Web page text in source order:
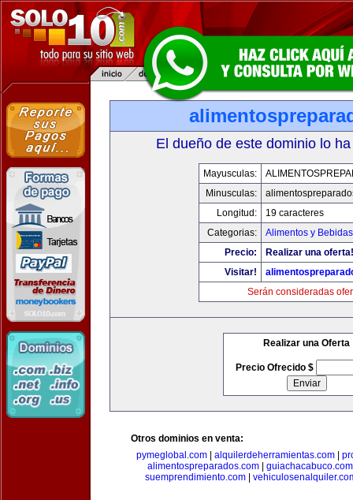
El dueño de este dominio lo
Mayusculas:
Minusculas:
Longitud:
19 caracteres
Categorias:
Alimentos y Bebidas
Precio:
Realizar una oferta!
Visitar!
Serán consideradas
Realizar una Oferta
Precio Ofrecido $
Otros dominios en venta:
pymeglobal.com| alquilerdeherramientas.com|
alimentospreparados.com| guiachacabuco.com
suemprendimiento.com|